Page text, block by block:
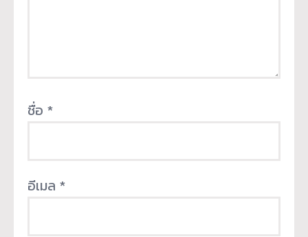
ชื่อ *
อีเมล *